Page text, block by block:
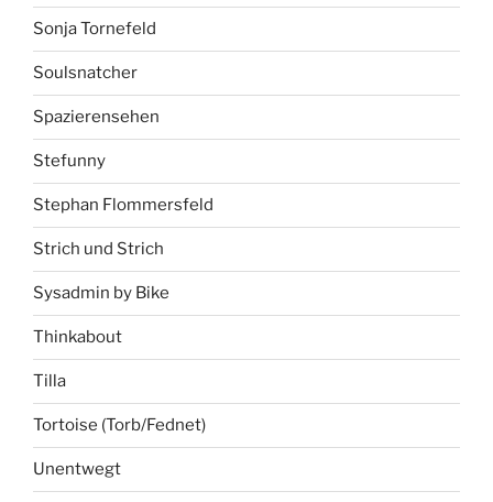
Sonja Tornefeld
Soulsnatcher
Spazierensehen
Stefunny
Stephan Flommersfeld
Strich und Strich
Sysadmin by Bike
Thinkabout
Tilla
Tortoise (Torb/Fednet)
Unentwegt